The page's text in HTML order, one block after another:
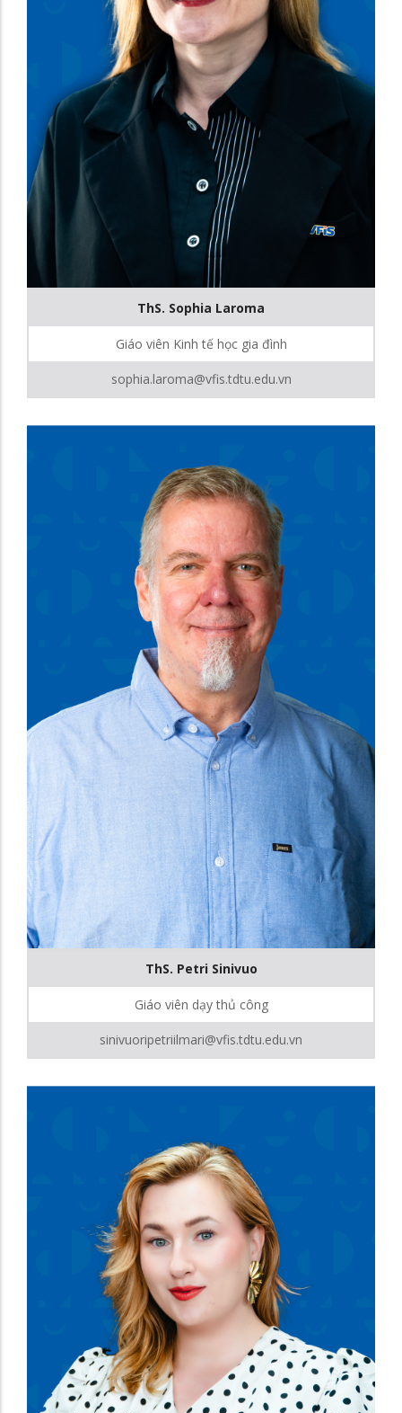
ThS. Sophia Laroma
Giáo viên Kinh tế học gia đình
sophia.laroma@vfis.tdtu.edu.vn
ThS. Petri Sinivuo
Giáo viên dạy thủ công
sinivuoripetriilmari@vfis.tdtu.edu.vn